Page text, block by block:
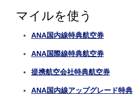
マイルを使う
ANA国内線特典航空券
ANA国際線特典航空券
提携航空会社特典航空券
ANA国内線アップグレード特典